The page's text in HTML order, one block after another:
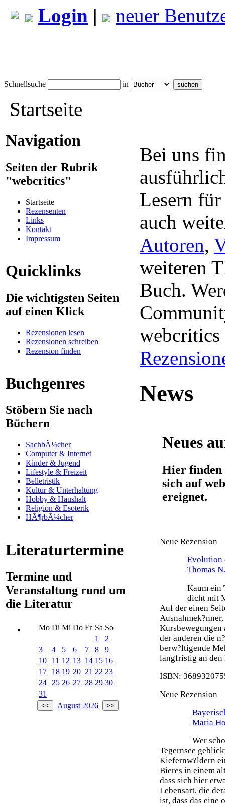
Login | neuer
Schnellsuche in
Startseite
Navigation
Seiten der Rubrik
"webcritics"
Startseite
Rezensenten
Links
Kontakt
Impressum
Quicklinks
Die wichtigsten Seiten
auf einen Klick
Rezensionen lesen
Rezensionen schreiben
Rezension finden
Buchgenres
Stöbern Sie nach
Büchern
SachbÃ¼cher
Computer & Internet
Kinder & Jugend
Lifestyle & Freizeit
Belletristik
Kultur & Unterhaltung
Hobby & Haushalt
Religion & Esoterik
HÃ¶rbÃ¼cher
Literaturtermine
Termine und
Veranstaltung rund um
die Literatur
Mo Di Mi Do Fr Sa So
1
2
3
4 5 6 7 8
9
10
11 12 13 14 15 16
17
18 19 20 21 22 23
24
25 26 27 28 29 30
31
August 2026
Bei uns
Lesern für
auch
Autoren,
weiteren
Buch.
News
Neues
Hier finden
sich auf
ereignet.
Neue Rezension
Evolution
Thomas
Kaum ein
dicht mit
Auf der einen
der anderen die
berw?ltigende
langfristig an den
ISBN:
Neue Rezension
Maria
Wer
Tegernsee
Kiefernw?ldern
Bieres in einem
dass sich hier
Lebensart, die
ist, dass das eine